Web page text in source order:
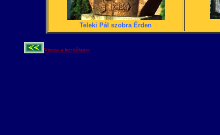
Teleki Pál szobra Érden
Vissza a kezdőlapra